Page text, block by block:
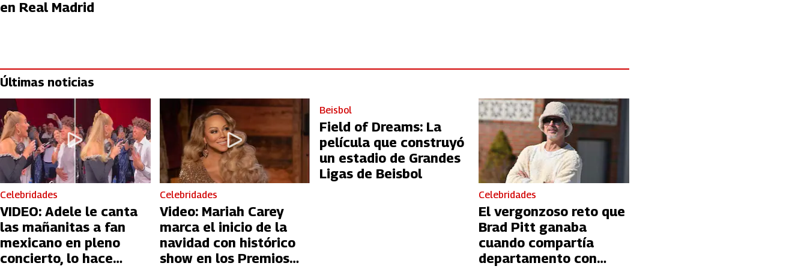
en Real Madrid
Últimas noticias
Celebridades
VIDEO: Adele le canta
las mañanitas a fan
mexicano en pleno
concierto, lo hace
Celebridades
Video: Mariah Carey
marca el inicio de la
navidad con histórico
show en los Premios
Beisbol
Field of Dreams: La
película que construyó
un estadio de Grandes
Ligas de Beisbol
Celebridades
El vergonzoso reto que
Brad Pitt ganaba
cuando compartía
departamento con